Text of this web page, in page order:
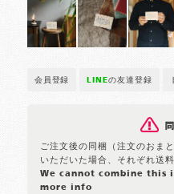
会員登録 LINEの友達登録
ご注文後の同梱（注文のおま
いただいた場合、それぞれ送
We cannot combine
more info